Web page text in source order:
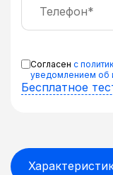
Согласен с
уведомлением об
Бесплатное